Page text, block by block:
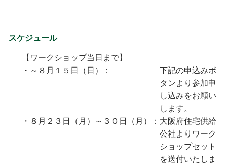
スケジュール
【ワークショップ当日まで】
・～８月１５日（日）：
下記の申込みボ
タンより参加申
し込みをお願い
します。
・８月２３日（月）～３０日（月）： 大阪府住宅供給
公社よりワーク
ショップセット
を送付いたしま